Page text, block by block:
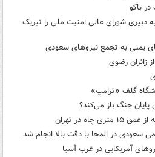
باکو
دبیری شورای عالی امنیت ملی را تبریک
یمنی به تجمع نیروهای سعودی
زائران رضوی
گلف «ترامپ»
پایان جنگ باز می‌کند؟
سعودی در المخا با دقت بالا انجام شد
آمریکایی در غرب آسیا